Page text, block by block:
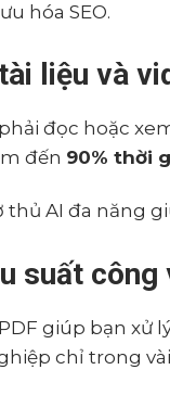
hóa SEO.
liệu và
đọc hoặc
đến 90% thời
suất công
giúp bạn xử
chỉ trong vài